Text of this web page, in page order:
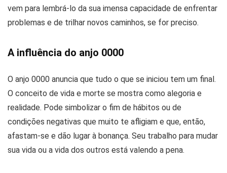
vem para lembrá-lo da sua imensa capacidade de enfrentar
problemas e de trilhar novos caminhos, se for preciso.
A influência do anjo 0000
O anjo 0000 anuncia que tudo o que se iniciou tem um final.
O conceito de vida e morte se mostra como alegoria e
realidade. Pode simbolizar o fim de hábitos ou de
condições negativas que muito te afligiam e que, então,
afastam-se e dão lugar à bonança. Seu trabalho para mudar
sua vida ou a vida dos outros está valendo a pena.